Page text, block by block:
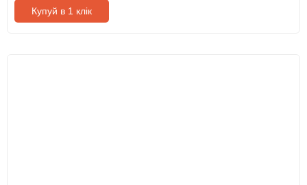
Купуй в 1 клік